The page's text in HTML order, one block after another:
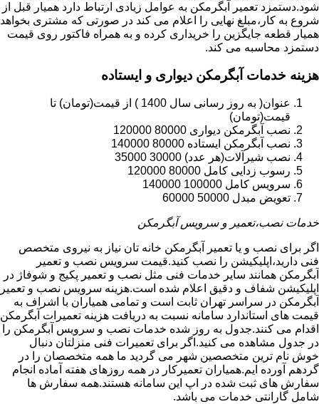
شود.دستمزد تعمیر آبگرمکن به عوامل زیادی ارتباط دارد همیار قبل از
شروع به کار،مبلغ نهایی را اعلام می کند در صورتی که مشتری بخواهد
همیار قطعه جایگزین را خریداری کرده و به همراه فاکتور روی قیمت
دستمزد محاسبه می کند.
هزینه خدمات آبگرمکن دیواری و ایستاده
عنوان( به روز رسانی سال 1400 ) از قیمت(تومان) تا
قیمت(تومان)
نصب آبگرمکن دیواری 80000 120000
نصب آبگرمکن ایستاده 80000 140000
نصب شیرآلات(هر عدد) 30000 35000
رسوب زدایی کامل 80000 120000
سرویس کامل 100000 140000
تعویض مبدل 50000 60000
خدمات نصب،تعمیر و سرویس آبگرمکن
اگر برای نصب و یا تعمیر آبگرمکن خانه تان نیاز به نیروی متخصص
فنی دارید،اپلیکیشن را نصب کنید.قیمت سرویس نصب و تعمیر
آبگرمکن همانند سایر خدمات فنی مثل نصب و تعمیر پکیج و شوفاژ در
اپلیکیشن شفاف و دقیق اعلام شده است.هزینه سرویس نصب و تعمیر
آبگرمکن در سراسر تهران ثابت است و تمامی همیاران با اشراف به
قیمت های استاندارد سامانه نسبت به دریافت هزینه تعمیرات آبگرمکن
اقدام می کنند.جدول به روز شده خدمات نصب و سرویس آبگرمکن را
در جدول مشاهده می کنید.اگر برای تعمیرات فنی منزلتان دنبال
خوش نام ترین متخصصین شهر می گردید ما همه متخصصان را در
گردهم آورده ایم.همیاران تعمیرکار در همه روزهای هفته آماده انجام
سفارش های ثبت شده در اپ این سامانه هستند.همه سفارش ها
شامل گارانتی خدمات می باشد.